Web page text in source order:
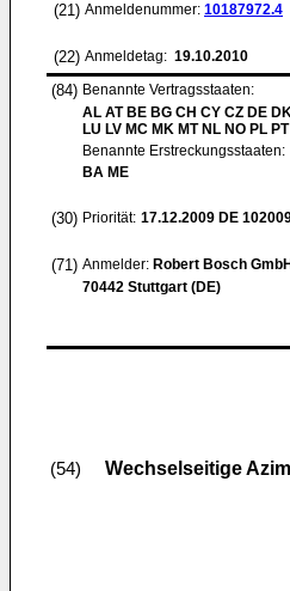
(21) Anmeldenummer: 10187972.4
(22) Anmeldetag: 19.10.2010
(84) Benannte Vertragsstaaten:
AL AT BE BG CH CY CZ DE
LU LV MC MK MT NL NO PL
Benannte Erstreckungsstaaten:
BA ME
(30) Priorität: 17.12.2009 DE
(71) Anmelder: Robert Bosch GmbH
70442 Stuttgart (DE)
(54) Wechselseitige